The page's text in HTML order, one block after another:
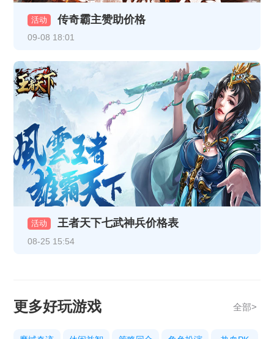
《乱世诸侯》线下活动
《乱世诸侯》精彩开服活动
《乱世诸侯》精彩开服活动
《热血战纪》10月29日-10月31日重阳线下返利活动
《天地诸神》10月20日13:00停服维护公告
《热血战纪》10月17日合服公告
《热血战纪》10月14日合服公告
《热血战纪》10月9日合服公告
《传奇时代》10月9号合服公告
《传奇时代》10月3号合服公告
活动 传奇霸主赞助价格
09-08 18:01
活动 王者天下七武神兵价格表
08-25 15:54
更多好玩游戏 全部>